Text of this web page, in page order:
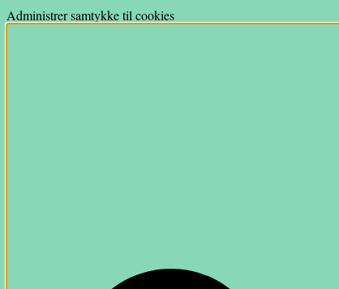
Administrer samtykke til cookies